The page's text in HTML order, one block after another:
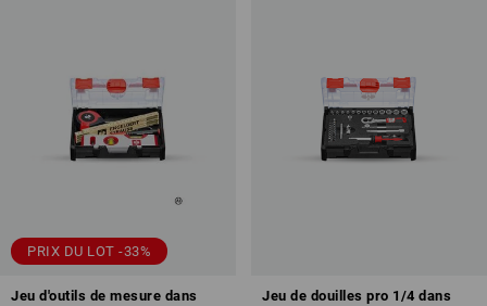
PRIX DU LOT -33%
Jeu d'outils de mesure dans
Jeu de douilles pro 1/4 dans